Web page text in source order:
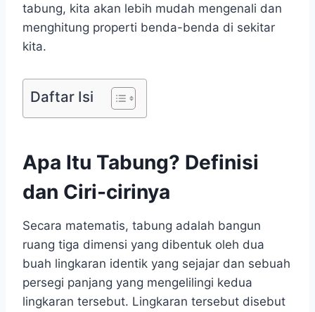
tabung, kita akan lebih mudah mengenali dan
menghitung properti benda-benda di sekitar
kita.
Daftar Isi
Apa Itu Tabung? Definisi
dan Ciri-cirinya
Secara matematis, tabung adalah bangun
ruang tiga dimensi yang dibentuk oleh dua
buah lingkaran identik yang sejajar dan sebuah
persegi panjang yang mengelilingi kedua
lingkaran tersebut. Lingkaran tersebut disebut